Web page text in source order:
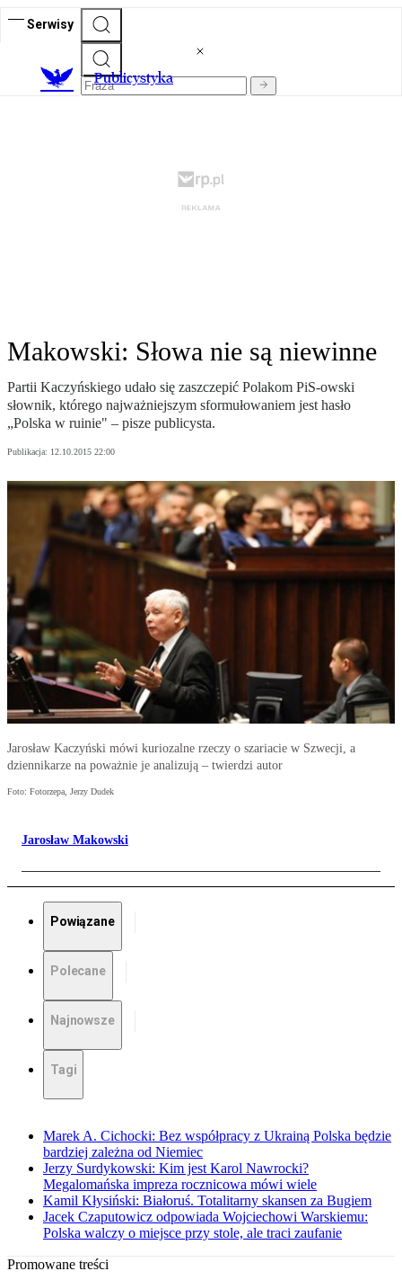
Serwisy
Publicystyka
Makowski: Słowa nie są niewinne
Partii Kaczyńskiego udało się zaszczepić Polakom PiS-owski
słownik, którego najważniejszym sformułowaniem jest hasło
„Polska w ruinie" – pisze publicysta.
Publikacja: 12.10.2015 22:00
Jarosław Kaczyński mówi kuriozalne rzeczy o szariacie w Szwecji, a
dziennikarze na poważnie je analizują – twierdzi autor
Foto: Fotorzepa, Jerzy Dudek
Jarosław Makowski
Powiązane
Polecane
Najnowsze
Tagi
Marek A. Cichocki: Bez współpracy z Ukrainą Polska będzie
bardziej zależna od Niemiec
Jerzy Surdykowski: Kim jest Karol Nawrocki?
Megalomańska impreza rocznicowa mówi wiele
Kamil Kłysiński: Białoruś. Totalitarny skansen za Bugiem
Jacek Czaputowicz odpowiada Wojciechowi Warskiemu:
Polska walczy o miejsce przy stole, ale traci zaufanie
Promowane treści